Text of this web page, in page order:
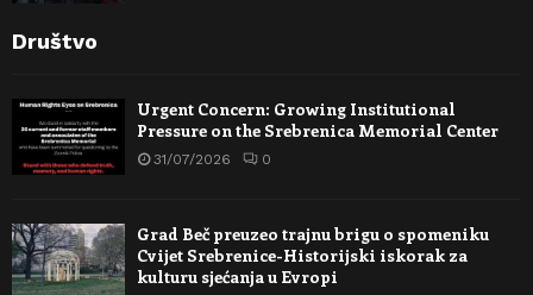
Društvo
Urgent Concern: Growing Institutional
Pressure on the Srebrenica Memorial Center
31/07/2026 0
Grad Beč preuzeo trajnu brigu o spomeniku
Cvijet Srebrenice-Historijski iskorak za
kulturu sjećanja u Evropi